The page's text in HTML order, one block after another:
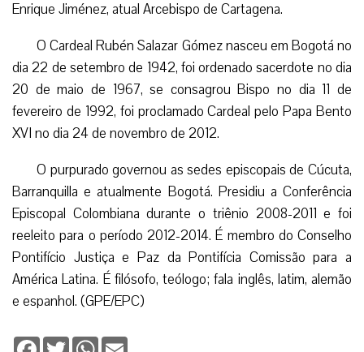
Enrique Jiménez, atual Arcebispo de Cartagena.
O Cardeal Rubén Salazar Gómez nasceu em Bogotá no
dia 22 de setembro de 1942, foi ordenado sacerdote no dia
20 de maio de 1967, se consagrou Bispo no dia 11 de
fevereiro de 1992, foi proclamado Cardeal pelo Papa Bento
XVI no dia 24 de novembro de 2012.
O purpurado governou as sedes episcopais de Cúcuta,
Barranquilla e atualmente Bogotá. Presidiu a Conferência
Episcopal Colombiana durante o triênio 2008-2011 e foi
reeleito para o período 2012-2014. É membro do Conselho
Pontifício Justiça e Paz da Pontifícia Comissão para a
América Latina. É filósofo, teólogo; fala inglês, latim, alemão
e espanhol. (GPE/EPC)
Facebook
TwitterWhatsApp